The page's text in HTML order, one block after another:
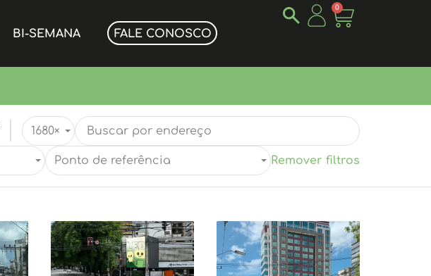
BI-SEMANA FALE CONOSCO
0
1680×
Ponto de referência Remover filtros